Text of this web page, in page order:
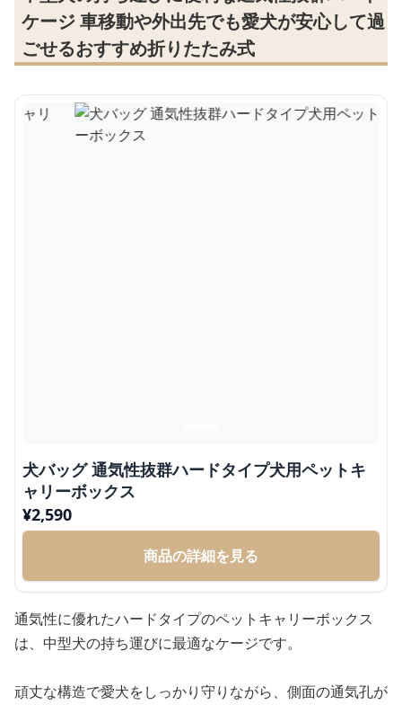
ケージ 車移動や外出先でも愛犬が安心して過
ごせるおすすめ折りたたみ式
犬バッグ 通気性抜群ハードタイプ犬用ペットキ
ャリーボックス
¥2,590
商品の詳細を見る
通気性に優れたハードタイプのペットキャリーボックス
は、中型犬の持ち運びに最適なケージです。
頑丈な構造で愛犬をしっかり守りながら、側面の通気孔が